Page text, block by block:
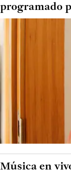
programado
Música en